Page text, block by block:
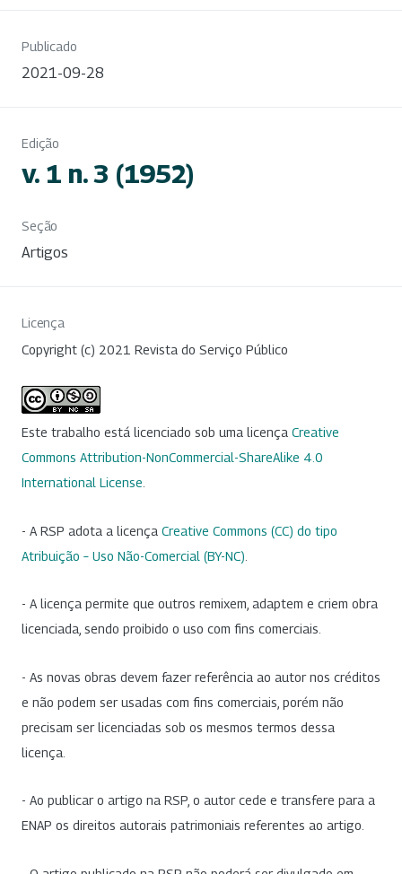
Publicado
2021-09-28
Edição
v. 1 n. 3 (1952)
Seção
Artigos
Licença
Copyright (c) 2021 Revista do Serviço Público
Este trabalho está licenciado sob uma licença Creative
Commons Attribution-NonCommercial-ShareAlike 4.0
International License
- A RSP adota a licença Creative Commons (CC) do tipo
Atribuição – Uso Não-Comercial (BY-NC)
- A licença permite que outros remixem, adaptem e criem obra
licenciada, sendo proibido o uso com fins comerciais.
- As novas obras devem fazer referência ao autor nos créditos
e não podem ser usadas com fins comerciais, porém não
precisam ser licenciadas sob os mesmos termos dessa
licença.
- Ao publicar o artigo na RSP, o autor cede e transfere para a
ENAP os direitos autorais patrimoniais referentes ao artigo.